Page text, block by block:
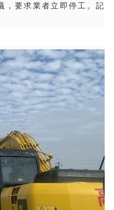
，要求業者立即停工。記